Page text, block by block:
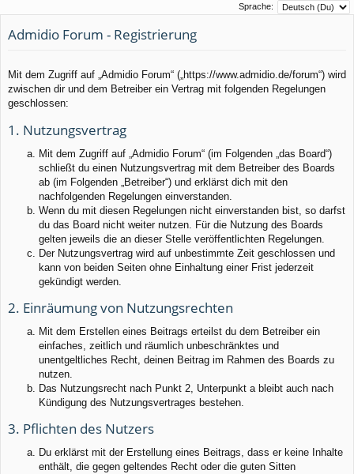
c
Sprache:
Admidio Forum - Registrierung
Mit dem Zugriff auf „Admidio Forum“ („https://www.admidio.de/forum“) wird
zwischen dir und dem Betreiber ein Vertrag mit folgenden Regelungen
geschlossen:
1. Nutzungsvertrag
Mit dem Zugriff auf „Admidio Forum“ (im Folgenden „das Board“)
schließt du einen Nutzungsvertrag mit dem Betreiber des Boards
ab (im Folgenden „Betreiber“) und erklärst dich mit den
nachfolgenden Regelungen einverstanden.
Wenn du mit diesen Regelungen nicht einverstanden bist, so darfst
du das Board nicht weiter nutzen. Für die Nutzung des Boards
gelten jeweils die an dieser Stelle veröffentlichten Regelungen.
Der Nutzungsvertrag wird auf unbestimmte Zeit geschlossen und
kann von beiden Seiten ohne Einhaltung einer Frist jederzeit
gekündigt werden.
2. Einräumung von Nutzungsrechten
Mit dem Erstellen eines Beitrags erteilst du dem Betreiber ein
einfaches, zeitlich und räumlich unbeschränktes und
unentgeltliches Recht, deinen Beitrag im Rahmen des Boards zu
nutzen.
Das Nutzungsrecht nach Punkt 2, Unterpunkt a bleibt auch nach
Kündigung des Nutzungsvertrages bestehen.
3. Pflichten des Nutzers
Du erklärst mit der Erstellung eines Beitrags, dass er keine Inhalte
enthält, die gegen geltendes Recht oder die guten Sitten